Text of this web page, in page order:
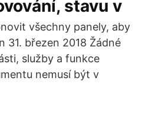
stavu v
všechny panely, aby
31. březen 2018 Žádné
služby a funkce
nemusí být v